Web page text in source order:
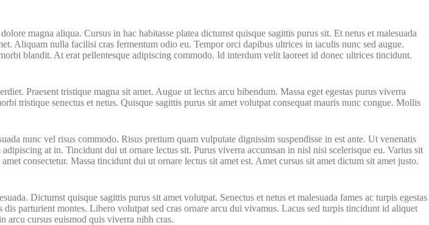
magna aliqua. Cursus in hac habitasse platea dictumst quisque sagittis purus sit. Et netus et malesuada
Aliquam nulla facilisi cras fermentum odio eu. Tempor orci dapibus ultrices in iaculis nunc sed augue.
blandit. At erat pellentesque adipiscing commodo. Id interdum velit laoreet id donec ultrices tincidunt.
Praesent tristique magna sit amet. Augue ut lectus arcu bibendum. Massa eget egestas purus viverra
tristique senectus et netus. Quisque sagittis purus sit amet volutpat consequat mauris nunc congue. Mollis
nunc vel risus commodo. Risus pretium quam vulputate dignissim suspendisse in est ante. Ut venenatis
at in. Tincidunt dui ut ornare lectus sit. Purus viverra accumsan in nisl nisi scelerisque eu. Varius sit
consectetur. Massa tincidunt dui ut ornare lectus sit amet est. Amet cursus sit amet dictum sit amet justo.
Dictumst quisque sagittis purus sit amet volutpat. Senectus et netus et malesuada fames ac turpis egestas
parturient montes. Libero volutpat sed cras ornare arcu dui vivamus. Lacus sed turpis tincidunt id aliquet
arcu cursus euismod quis viverra nibh cras.